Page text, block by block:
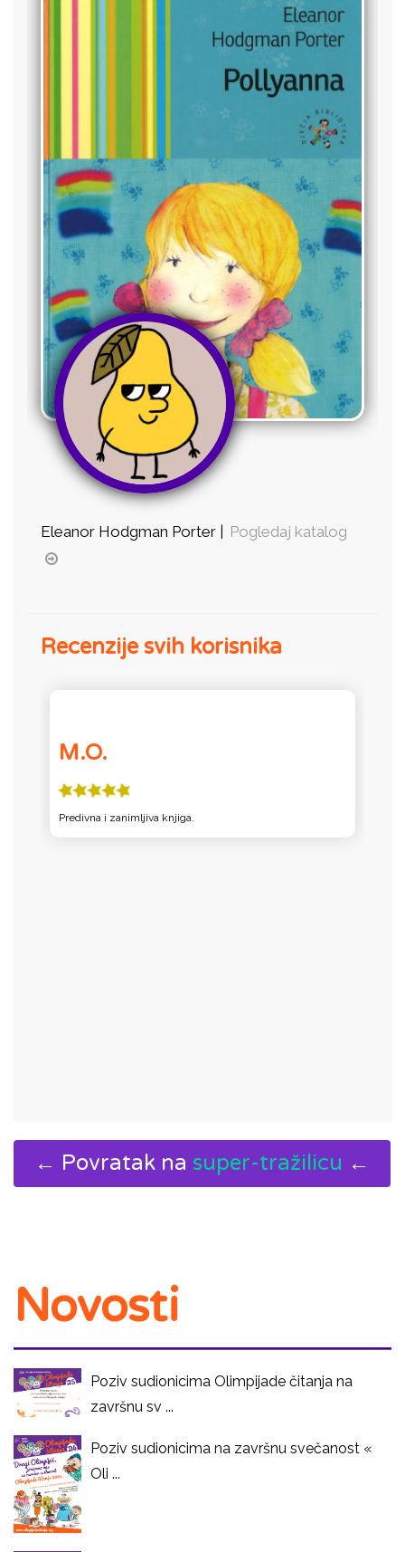
Eleanor Hodgman Porter | Pogledaj katalog
Recenzije svih korisnika
M.O.
Predivna i zanimljiva knjiga.
← Povratak na super-tražilicu ←
Novosti
Poziv sudionicima Olimpijade čitanja na
završnu sv ...
Poziv sudionicima na završnu svečanost «
Oli ...